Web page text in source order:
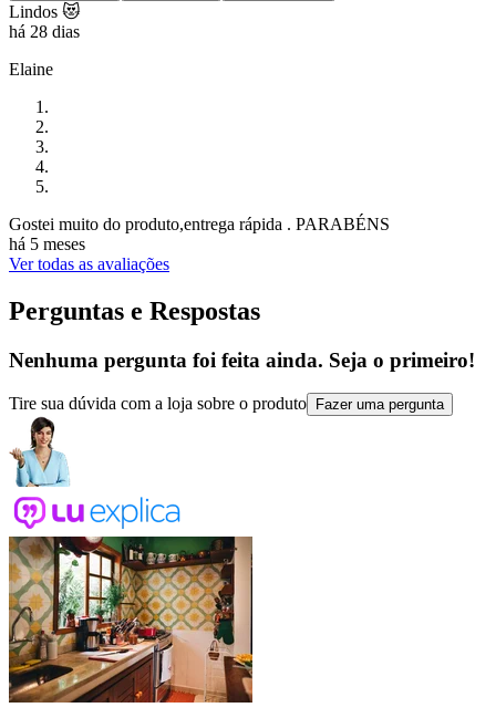
Lindos 😻
há 28 dias
Elaine
Gostei muito do produto,entrega rápida . PARABÉNS
há 5 meses
Ver todas as avaliações
Perguntas e Respostas
Nenhuma pergunta foi feita ainda. Seja o primeiro!
Tire sua dúvida com a loja sobre o produto Fazer uma pergunta